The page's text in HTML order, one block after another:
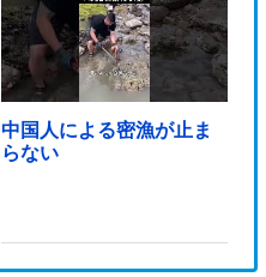
中国人による密漁が止ま
らない